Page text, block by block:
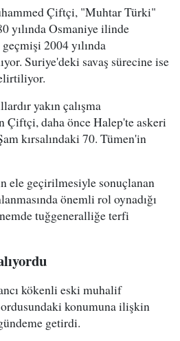
Çiftçi, "Muhtar Türki"
yılında Osmaniye ilinde
2004 yılında
Suriye'deki savaş sürecine ise
yakın çalışma
Çiftçi, daha önce Halep'te askeri
kırsalındaki 70. Tümen'in
ele geçirilmesiyle sonuçlanan
önemli rol oynadığı
tuğgeneralliğe terfi
kökenli eski muhalif
ordusundaki konumuna ilişkin
getirdi.